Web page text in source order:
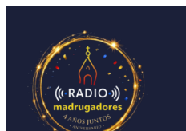
contenido
contenido